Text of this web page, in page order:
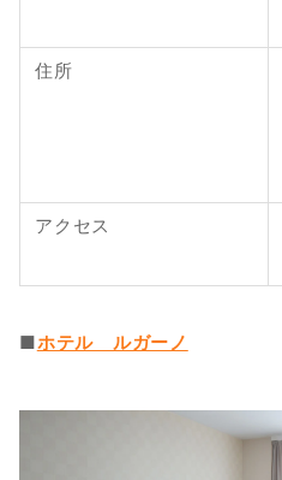
住所
アクセス
■ホテル　ルガーノ